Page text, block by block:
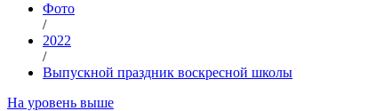
Фото
/
2022
/
Выпускной праздник воскресной школы
На уровень выше